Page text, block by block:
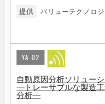
提供 バリューテクノロ
YA-02
自動原因分析ソリュー
―トレーサブルな製造
分析―